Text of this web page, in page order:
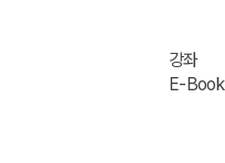
강좌
E-Book